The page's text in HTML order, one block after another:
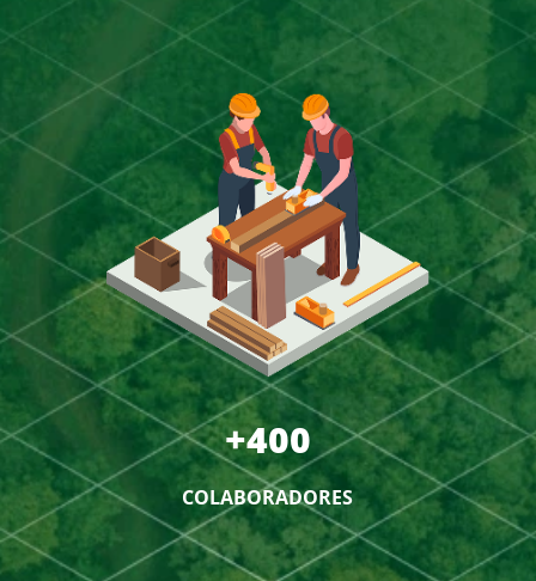
+400
COLABORADORES